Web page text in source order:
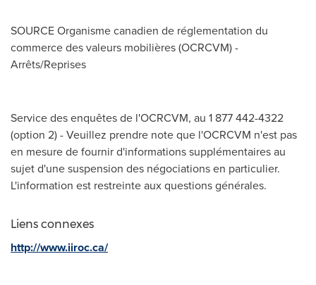
SOURCE Organisme canadien de réglementation du
commerce des valeurs mobilières (OCRCVM) -
Arrêts/Reprises
Service des enquêtes de l'OCRCVM, au 1 877 442-4322
(option 2) - Veuillez prendre note que l'OCRCVM n'est pas
en mesure de fournir d'informations supplémentaires au
sujet d'une suspension des négociations en particulier.
L'information est restreinte aux questions générales.
Liens connexes
http://www.iiroc.ca/